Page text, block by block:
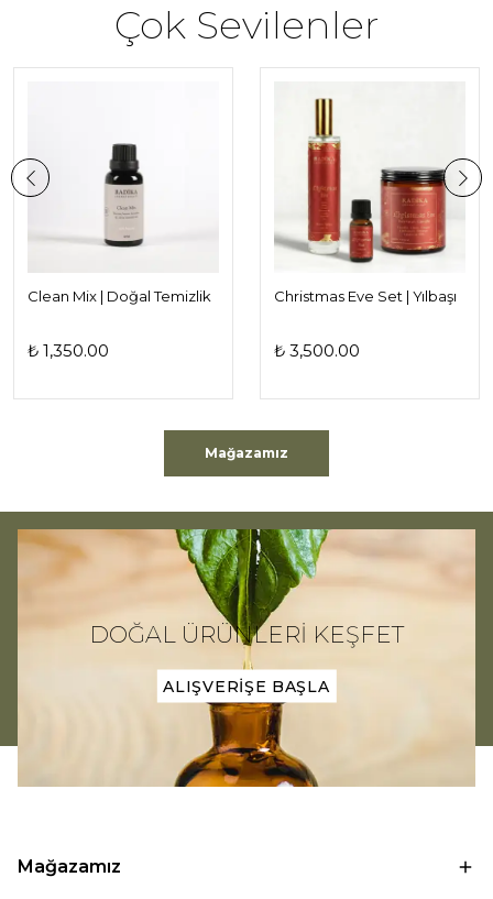
Çok Sevilenler
Clean Mix | Doğal Temizlik
Temizliği İçin
₺ 1,350.00
Christmas Eve Set | Yılbaşı
Kokuları
₺ 3,500.00
Mağazamız
DOĞAL ÜRÜNLERİ KEŞFET
ALIŞVERİŞE BAŞLA
Mağazamız